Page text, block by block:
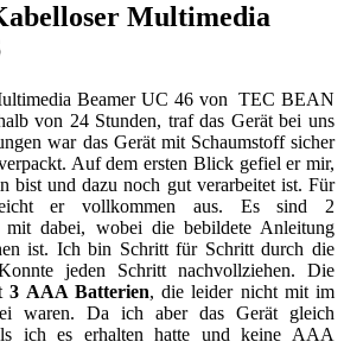
Multimedia
Beamer UC 46 von TEC BEAN
von 24 Stunden, traf das Gerät bei uns
war das Gerät mit Schaumstoff sicher
Auf dem ersten Blick gefiel er mir,
bist und dazu noch gut verarbeitet ist. Für
er vollkommen aus. Es sind 2
mit dabei, wobei die bebildete Anleitung
ist. Ich bin Schritt für Schritt durch die
jeden Schritt nachvollziehen. Die
3 AAA Batterien, die leider nicht mit im
waren. Da ich aber das Gerät gleich
ich es erhalten hatte und keine AAA